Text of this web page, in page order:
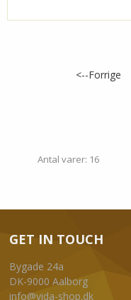
<--Forrige
Antal varer: 16
GET IN TOUCH
Bygade 24a
DK-9000 Aalborg
info@vida-shop.dk